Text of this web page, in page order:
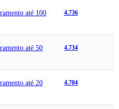
até 100
4.736
até 50
4.734
até 20
4.704